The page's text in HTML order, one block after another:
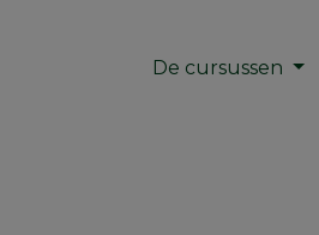
De cursussen